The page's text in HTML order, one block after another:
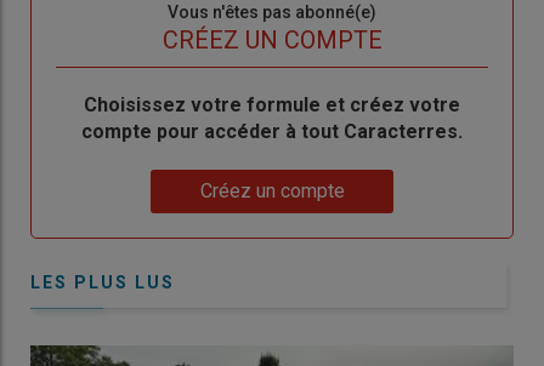
Vous n'êtes pas abonné(e)
CRÉEZ UN COMPTE
BodyChoisissez votre formule et créez votre
compte pour accéder à tout Caracterres.
Créez un compte
LES PLUS LUS